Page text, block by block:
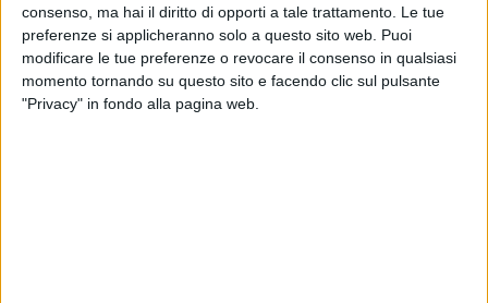
consenso, ma hai il diritto di opporti a tale trattamento. Le tue
preferenze si applicheranno solo a questo sito web. Puoi
modificare le tue preferenze o revocare il consenso in qualsiasi
momento tornando su questo sito e facendo clic sul pulsante
"Privacy" in fondo alla pagina web.
le risorse disponibili per mitigare gli effetti della crisi
innescata dalla pandemia - dichiara il sindaco,Tommaso
Depalma-. L'auspicio è che questa situazione possa
cambiare nei prossimi mesi e permetta a tante persone di
poter tornare a lavorare».